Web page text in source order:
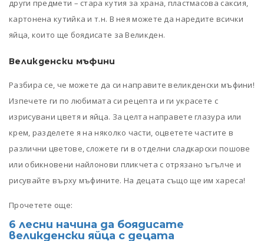
други предмети – стара кутия за храна, пластмасова саксия,
картонена кутийка и т.н. В нея можете да наредите всички
яйца, които ще боядисате за Великден.
Великденски мъфини
Разбира се, че можете да си направите великденски мъфини!
Изпечете ги по любимата си рецепта и ги украсете с
изрисувани цветя и яйца. За целта направете глазура или
крем, разделете я на няколко части, оцветете частите в
различни цветове, сложете ги в отделни сладкарски пошове
или обикновени найлонови пликчета с отрязано ъгълче и
рисувайте върху мъфините. На децата също ще им хареса!
Прочетете още:
6 лесни начина да боядисате
великденски яйца с децата